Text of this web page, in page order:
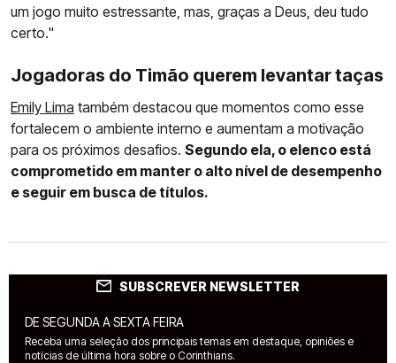
um jogo muito estressante, mas, graças a Deus, deu tudo
certo."
Jogadoras do Timão querem levantar taças
Emily Lima também destacou que momentos como esse
fortalecem o ambiente interno e aumentam a motivação
para os próximos desafios. Segundo ela, o elenco está
comprometido em manter o alto nível de desempenho
e seguir em busca de títulos.
SUBSCREVER NEWSLETTER
DE SEGUNDA A SEXTA FEIRA
Receba uma seleção dos principais temas em destaque, opiniões e
notícias de última hora sobre o Corinthians.